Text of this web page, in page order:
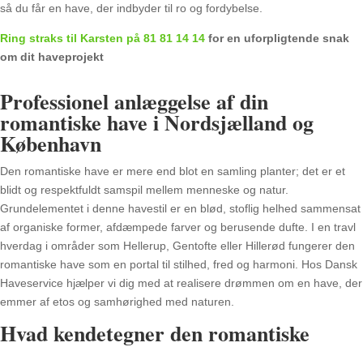
så du får en have, der indbyder til ro og fordybelse.
Ring straks til Karsten på 81 81 14 14 for en uforpligtende snak
om dit haveprojekt
Professionel anlæggelse af din
romantiske have i Nordsjælland og
København
Den romantiske have er mere end blot en samling planter; det er et
blidt og respektfuldt samspil mellem menneske og natur.
Grundelementet i denne havestil er en blød, stoflig helhed sammensat
af organiske former, afdæmpede farver og berusende dufte. I en travl
hverdag i områder som Hellerup, Gentofte eller Hillerød fungerer den
romantiske have som en portal til stilhed, fred og harmoni. Hos Dansk
Haveservice hjælper vi dig med at realisere drømmen om en have, der
emmer af etos og samhørighed med naturen.
Hvad kendetegner den romantiske